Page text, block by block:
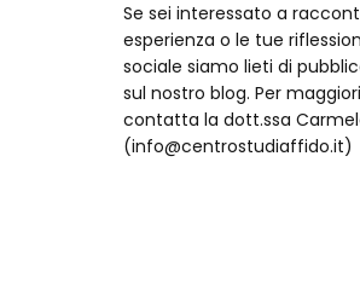
Se sei interessato a
esperienza o le tue
sociale siamo lieti di
sul nostro blog. Per
contatta la dott.ssa
(info@centrostudiaffido.it)